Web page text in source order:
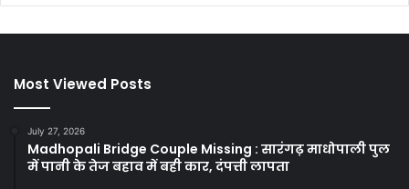
Most Viewed Posts
July 27, 2026
Madhopali Bridge Couple Missing : सारंगढ़ माधोपाली पुल
में पानी के तेज बहाव में बही कार, दंपत्ती लापता